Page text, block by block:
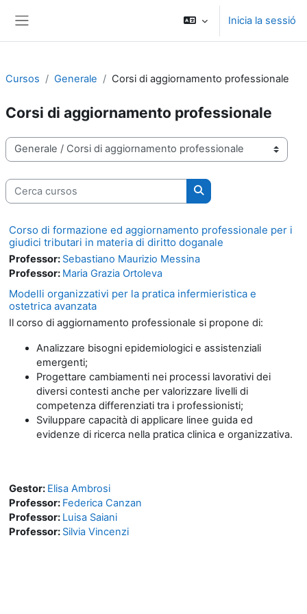
Inicia la sessió
Cursos Generale Corsi di aggiornamento professionale
Corsi di aggiornamento professionale
Categories de cursos
Cerca cursos
Cerca cursos
Corso di formazione ed aggiornamento professionale per i
giudici tributari in materia di diritto doganale
Professor: Sebastiano Maurizio Messina
Professor: Maria Grazia Ortoleva
Modelli organizzativi per la pratica infermieristica e
ostetrica avanzata
Il corso di aggiornamento professionale si propone di:
Analizzare bisogni epidemiologici e assistenziali
emergenti;
Progettare cambiamenti nei processi lavorativi dei
diversi contesti anche per valorizzare livelli di
competenza differenziati tra i professionisti;
Sviluppare capacità di applicare linee guida ed
evidenze di ricerca nella pratica clinica e organizzativa.
Gestor: Elisa Ambrosi
Professor: Federica Canzan
Professor: Luisa Saiani
Professor: Silvia Vincenzi